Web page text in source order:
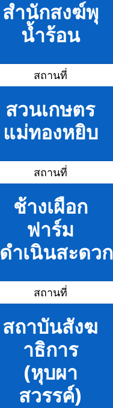
สำนักสงฆ์พุ
น้ำร้อน
สถานที่
สวนเกษตร
แม่ทองหยิบ
สถานที่
ช้างเผือก
ฟาร์ม
ดำเนินสะดวก
สถานที่
สถาบันสังฆ
าธิการ
(หุบผา
สวรรค์)